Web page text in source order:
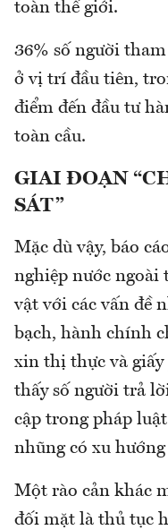
toàn thế giới.
36% số người
ở vị trí đầu tiên,
điểm đến đầu tư
toàn cầu.
GIAI ĐOẠN
SÁT”
Mặc dù vậy, báo
nghiệp nước ngoài
vật với các vấn đề
bạch, hành chính
xin thị thực và giấy
thấy số người trả
cập trong pháp
nhũng có xu hướng
Một rào cản khác
đối mặt là thủ tục